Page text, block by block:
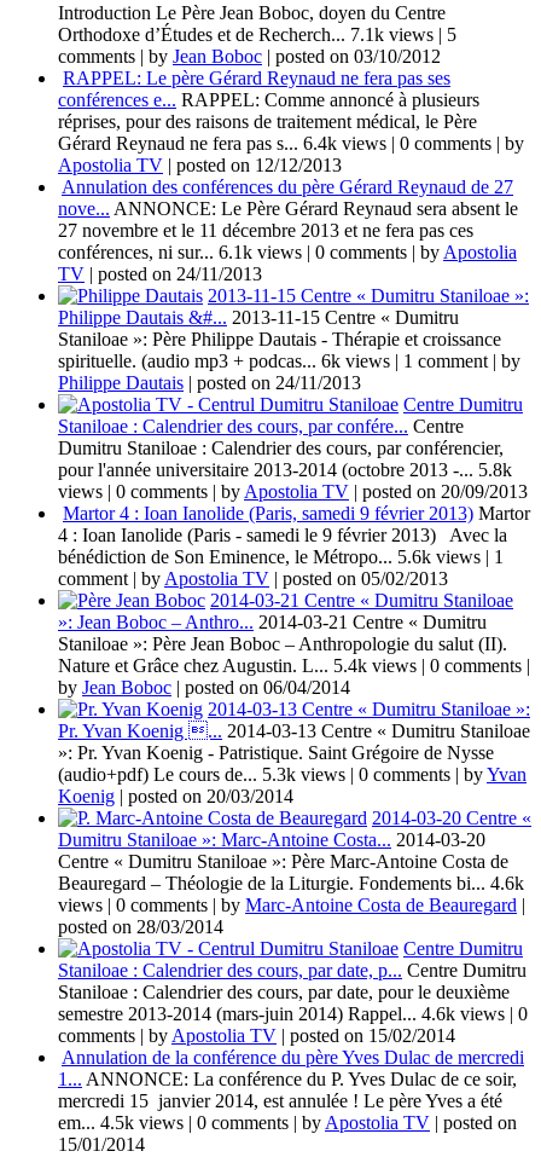
Introduction Le Père Jean Boboc, doyen du Centre
Orthodoxe d’Études et de Recherch... 7.1k views | 5
comments | by Jean Boboc | posted on 03/10/2012
RAPPEL: Le père Gérard Reynaud ne fera pas ses
conférences e... RAPPEL: Comme annoncé à plusieurs
réprises, pour des raisons de traitement médical, le Père
Gérard Reynaud ne fera pas s... 6.4k views | 0 comments | by
Apostolia TV | posted on 12/12/2013
Annulation des conférences du père Gérard Reynaud de 27
nove... ANNONCE: Le Père Gérard Reynaud sera absent le
27 novembre et le 11 décembre 2013 et ne fera pas ces
conférences, ni sur... 6.1k views | 0 comments | by Apostolia
TV | posted on 24/11/2013
2013-11-15 Centre « Dumitru Staniloae »:
Philippe Dautais &#... 2013-11-15 Centre « Dumitru
Staniloae »: Père Philippe Dautais - Thérapie et croissance
spirituelle. (audio mp3 + podcas... 6k views | 1 comment | by
Philippe Dautais | posted on 24/11/2013
Centre Dumitru
Staniloae : Calendrier des cours, par confére... Centre
Dumitru Staniloae : Calendrier des cours, par conférencier,
pour l'année universitaire 2013-2014 (octobre 2013 -... 5.8k
views | 0 comments | by Apostolia TV | posted on 20/09/2013
Martor 4 : Ioan Ianolide (Paris, samedi 9 février 2013) Martor
4 : Ioan Ianolide (Paris - samedi le 9 février 2013) Avec la
bénédiction de Son Eminence, le Métropo... 5.6k views | 1
comment | by Apostolia TV | posted on 05/02/2013
2014-03-21 Centre « Dumitru Staniloae
»: Jean Boboc – Anthro... 2014-03-21 Centre « Dumitru
Staniloae »: Père Jean Boboc – Anthropologie du salut (II).
Nature et Grâce chez Augustin. L... 5.4k views | 0 comments |
by Jean Boboc | posted on 06/04/2014
2014-03-13 Centre « Dumitru Staniloae »:
Pr. Yvan Koenig ... 2014-03-13 Centre « Dumitru Staniloae
»: Pr. Yvan Koenig - Patristique. Saint Grégoire de Nysse
(audio+pdf) Le cours de... 5.3k views | 0 comments | byYvan
Koenig | posted on 20/03/2014
2014-03-20 Centre «
Dumitru Staniloae »: Marc-Antoine Costa... 2014-03-20
Centre « Dumitru Staniloae »: Père Marc-Antoine Costa de
Beauregard – Théologie de la Liturgie. Fondements bi... 4.6k
views | 0 comments | by Marc-Antoine Costa de Beauregard |
posted on 28/03/2014
Centre Dumitru
Staniloae : Calendrier des cours, par date, p... Centre Dumitru
Staniloae : Calendrier des cours, par date, pour le deuxième
semestre 2013-2014 (mars-juin 2014) Rappel... 4.6k views | 0
comments | by Apostolia TV | posted on 15/02/2014
Annulation de la conférence du père Yves Dulac de mercredi
1... ANNONCE: La conférence du P. Yves Dulac de ce soir,
mercredi 15 janvier 2014, est annulée ! Le père Yves a été
em... 4.5k views | 0 comments | by Apostolia TV | posted on
15/01/2014